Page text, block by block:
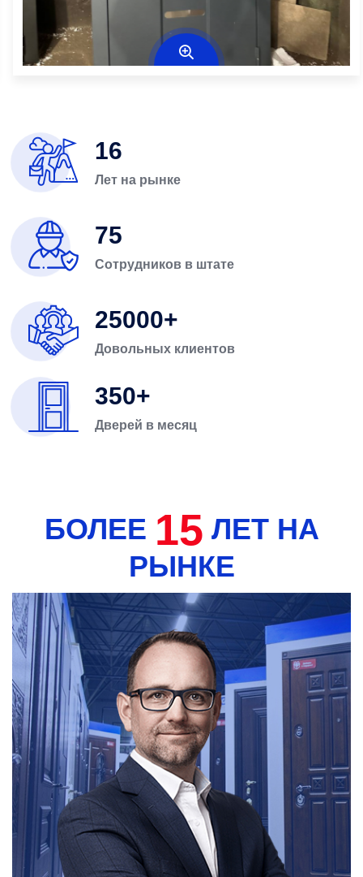
16
Лет на рынке
75
Сотрудников в штате
25000
Довольных клиентов
350
Дверей в месяц
БОЛЕЕ 15 ЛЕТ НА
РЫНКЕ